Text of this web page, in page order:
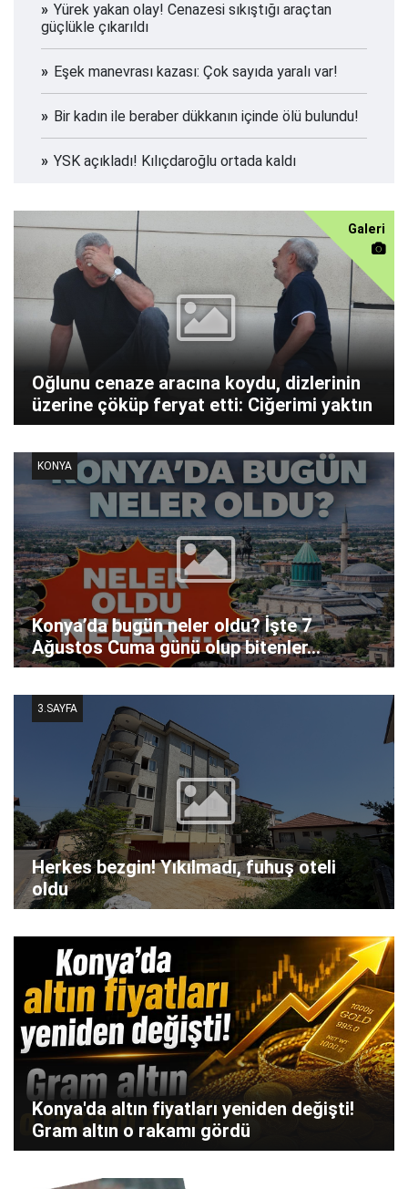
Yürek yakan olay! Cenazesi sıkıştığı araçtan
güçlükle çıkarıldı
Eşek manevrası kazası: Çok sayıda yaralı var!
Bir kadın ile beraber dükkanın içinde ölü bulundu!
YSK açıkladı! Kılıçdaroğlu ortada kaldı
Galeri
Oğlunu cenaze aracına koydu, dizlerinin
üzerine çöküp feryat etti: Ciğerimi yaktın
Konya’da bugün neler oldu? İşte 7
Ağustos Cuma günü olup bitenler…
KONYA
Herkes bezgin! Yıkılmadı, fuhuş oteli
oldu
3.SAYFA
Konya'da altın fiyatları yeniden değişti!
Gram altın o rakamı gördü